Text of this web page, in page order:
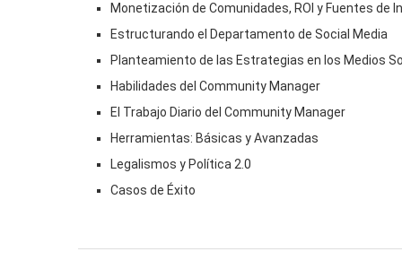
Monetización de Comunidades, ROI y Fuentes de
Estructurando el Departamento de Social Media
Planteamiento de las Estrategias en los Medios
Habilidades del Community Manager
El Trabajo Diario del Community Manager
Herramientas: Básicas y Avanzadas
Legalismos y Política 2.0
Casos de Éxito